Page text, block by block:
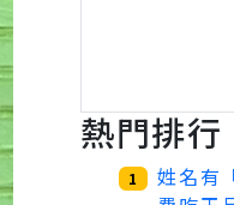
熱門排行
1
姓名有